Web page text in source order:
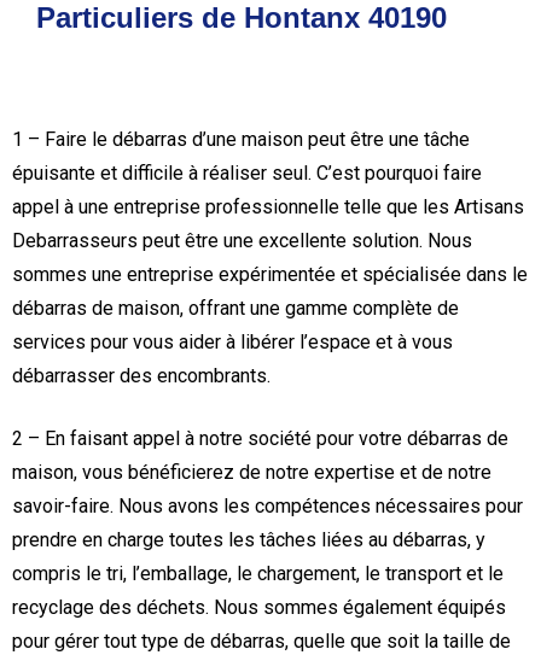
Particuliers de Hontanx 40190
1 – Faire le débarras d’une maison peut être une tâche
épuisante et difficile à réaliser seul. C’est pourquoi faire
appel à une entreprise professionnelle telle que les Artisans
Debarrasseurs peut être une excellente solution. Nous
sommes une entreprise expérimentée et spécialisée dans le
débarras de maison, offrant une gamme complète de
services pour vous aider à libérer l’espace et à vous
débarrasser des encombrants.
2 – En faisant appel à notre société pour votre débarras de
maison, vous bénéficierez de notre expertise et de notre
savoir-faire. Nous avons les compétences nécessaires pour
prendre en charge toutes les tâches liées au débarras, y
compris le tri, l’emballage, le chargement, le transport et le
recyclage des déchets. Nous sommes également équipés
pour gérer tout type de débarras, quelle que soit la taille de